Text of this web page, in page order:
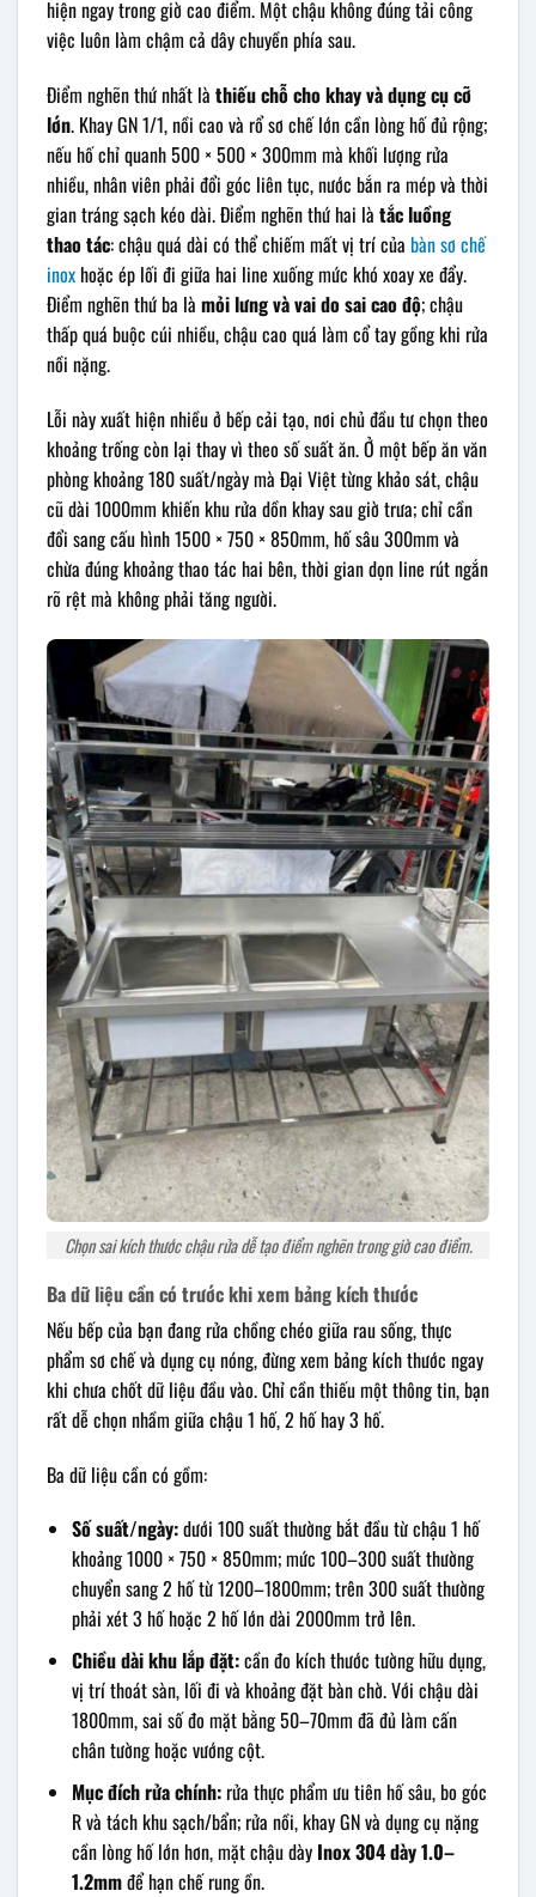
hiện ngay trong giờ cao điểm. Một chậu không đúng tải công
việc luôn làm chậm cả dây chuyền phía sau.
Điểm nghẽn thứ nhất là thiếu chỗ cho khay và dụng cụ cỡ
lớn. Khay GN 1/1, nồi cao và rổ sơ chế lớn cần lòng hố đủ rộng;
nếu hố chỉ quanh 500 × 500 × 300mm mà khối lượng rửa
nhiều, nhân viên phải đổi góc liên tục, nước bắn ra mép và thời
gian tráng sạch kéo dài. Điểm nghẽn thứ hai là tắc luồng
thao tác: chậu quá dài có thể chiếm mất vị trí của bàn sơ chế
inox hoặc ép lối đi giữa hai line xuống mức khó xoay xe đẩy.
Điểm nghẽn thứ ba là mỏi lưng và vai do sai cao độ; chậu
thấp quá buộc cúi nhiều, chậu cao quá làm cổ tay gồng khi rửa
nồi nặng.
Lỗi này xuất hiện nhiều ở bếp cải tạo, nơi chủ đầu tư chọn theo
khoảng trống còn lại thay vì theo số suất ăn. Ở một bếp ăn văn
phòng khoảng 180 suất/ngày mà Đại Việt từng khảo sát, chậu
cũ dài 1000mm khiến khu rửa dồn khay sau giờ trưa; chỉ cần
đổi sang cấu hình 1500 × 750 × 850mm, hố sâu 300mm và
chừa đúng khoảng thao tác hai bên, thời gian dọn line rút ngắn
rõ rệt mà không phải tăng người.
Chọn sai kích thước chậu rửa dễ tạo điểm nghẽn trong giờ cao điểm.
Ba dữ liệu cần có trước khi xem bảng kích thước
Nếu bếp của bạn đang rửa chồng chéo giữa rau sống, thực
phẩm sơ chế và dụng cụ nóng, đừng xem bảng kích thước ngay
khi chưa chốt dữ liệu đầu vào. Chỉ cần thiếu một thông tin, bạn
rất dễ chọn nhầm giữa chậu 1 hố, 2 hố hay 3 hố.
Ba dữ liệu cần có gồm:
Số suất/ngày:dưới 100 suất thường bắt đầu từ chậu 1 hố
khoảng 1000 × 750 × 850mm; mức 100–300 suất thường
chuyển sang 2 hố từ 1200–1800mm; trên 300 suất thường
phải xét 3 hố hoặc 2 hố lớn dài 2000mm trở lên.
Chiều dài khu lắp đặt:cần đo kích thước tường hữu dụng,
vị trí thoát sàn, lối đi và khoảng đặt bàn chờ. Với chậu dài
1800mm, sai số đo mặt bằng 50–70mm đã đủ làm cấn
chân tường hoặc vướng cột.
Mục đích rửa chính:rửa thực phẩm ưu tiên hố sâu, bo góc
R và tách khu sạch/bẩn; rửa nồi, khay GN và dụng cụ nặng
cần lòng hố lớn hơn, mặt chậu dày Inox 304 dày 1.0–
1.2mmđể hạn chế rung ồn.